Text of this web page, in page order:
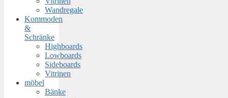
Wandregale
Kommoden
&
Schränke
Highboards
Lowboards
Sideboards
Vitrinen
möbel
Bänke